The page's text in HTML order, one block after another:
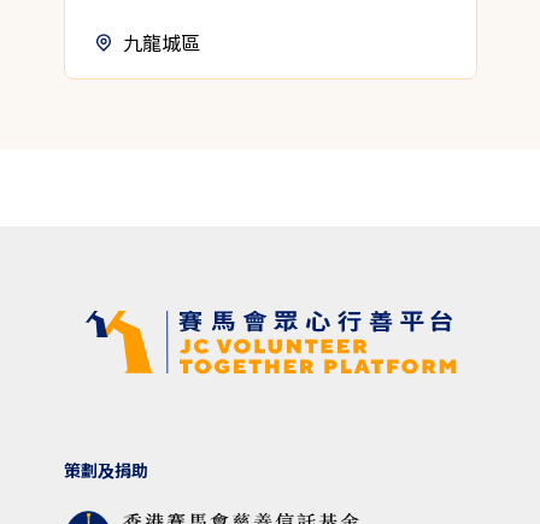
九龍城區
策劃及捐助